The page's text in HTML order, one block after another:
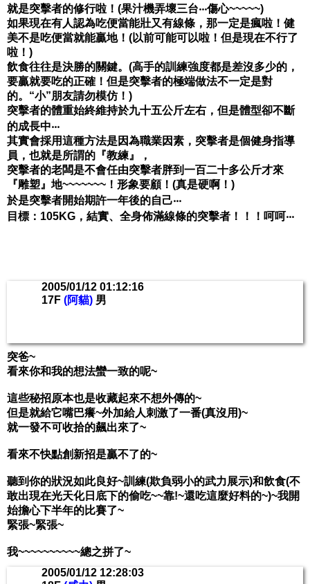
就是突擊者的修行啦！(果汁機弄壞三台‧‧‧傷心~~~~~)
如果現在有人認為吃便當能壯又有線條，那一定是瘋啦！健
美不是吃便當就能贏地！(以前可能可以啦！但是現在不行了
啦！)
飲食往往是決勝的關鍵。(高手的訓練強度都是差沒多少的，
要贏就要吃的正確！但是突擊者的極端做法不一定是對
的。“小”朋友請勿模仿！)
突擊者的體重始終維持於九十五公斤左右，但是體型卻不斷
的成長中‧‧‧
其實會採用這種方法是因為職業因素，突擊者是個健身指導
員，也就是所謂的『教練』，
突擊者的老闆是不會任由突擊者胖到一百二十多公斤才來
『雕塑』地~~~~~~~！形象要顧！(真是硬啊！)
於是突擊者開始期許一年後的自己‧‧‧
目標：105KG，結實、全身佈滿線條的突擊者！！！呵呵‧‧‧
2005/01/12 01:12:16
17F (阿貓) 男
突爸~
看來你和我的想法蠻一致的呢~
這些秘招原本也是收藏起來不想外傳的~
但是就給它嘴巴癢~外加給人刺激了一番(真沒用)~
就一發不可收拾的飆出來了~
看來不快點創新招是贏不了的~
聽到你的狀況如此良好~訓練(欺負弱小的武力展示)和飲食(不
敢出現在光天化日底下的偷吃~~靠!~還吃這麼好料的~)~我開
始擔心下半年的比賽了~
緊張~緊張~
我~~~~~~~~~~總之拼了~
2005/01/12 12:28:03